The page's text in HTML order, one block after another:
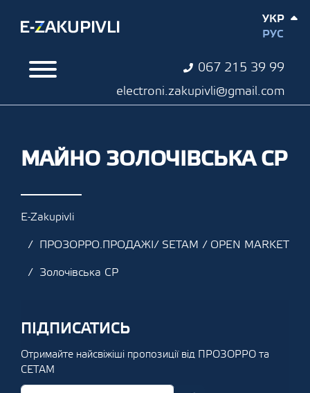
067 215 39 99
electroni.zakupivli@gmail.com
УКР
РУС
МАЙНО ЗОЛОЧІВСЬКА СР
E-Zakupivli
ПРОЗОРРО.ПРОДАЖІ/ SETAM / OPEN MARKET
Золочівська СР
ПІДПИСАТИСЬ
Отримайте найсвіжіші пропозиції від ПРОЗОРРО та
СЕТАМ